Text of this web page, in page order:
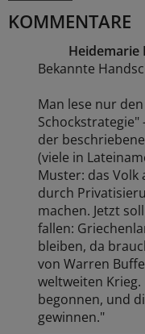
KOMMENTARE
Heidemarie
Bekannte
Man lese nur
Schockstrategie"
der
(viele in
Muster: das Volk
durch
machen. Jetzt
fallen:
bleiben, da
von Warren
weltweiten Krieg.
begonnen, und
gewinnen."